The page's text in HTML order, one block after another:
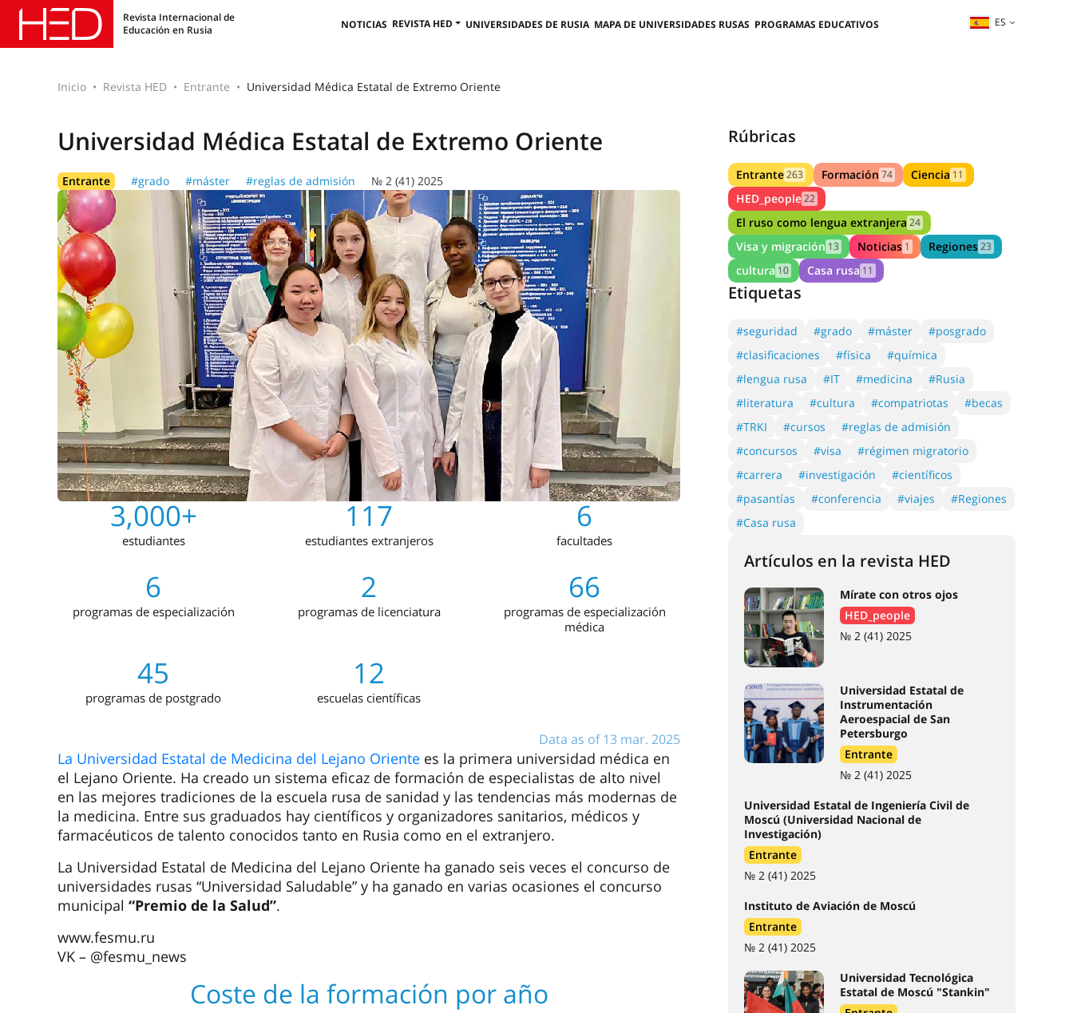
Revista Internacional de
Educación en Rusia
NOTICIAS REVISTA HED UNIVERSIDADES DE RUSIA MAPA DE UNIVERSIDADES RUSAS PROGRAMAS EDUCATIVOS ES
Inicio Revista HED Entrante Universidad Médica Estatal de Extremo Oriente
Universidad Médica Estatal de Extremo Oriente
Entrante #grado #máster #reglas de admisión № 2 (41) 2025
3,000+
estudiantes
117
estudiantes extranjeros
6
facultades
6
programas de especialización
2
programas de licenciatura
66
programas de especialización
médica
45
programas de postgrado
12
escuelas científicas
Data as of 13 mar. 2025
La Universidad Estatal de Medicina del Lejano Oriente es la primera universidad médica en
el Lejano Oriente. Ha creado un sistema eficaz de formación de especialistas de alto nivel
en las mejores tradiciones de la escuela rusa de sanidad y las tendencias más modernas de
la medicina. Entre sus graduados hay científicos y organizadores sanitarios, médicos y
farmacéuticos de talento conocidos tanto en Rusia como en el extranjero.
La Universidad Estatal de Medicina del Lejano Oriente ha ganado seis veces el concurso de
universidades rusas “Universidad Saludable” y ha ganado en varias ocasiones el concurso
municipal “Premio de la Salud”.
www.fesmu.ru
VK – @fesmu_news
Coste de la formación por año
Rúbricas
Entrante263 Formación 74 Ciencia 11
HED_people22
El ruso como lengua extranjera 24
Visa y migración 13 Noticias 1 Regiones23
cultura 10 Casa rusa 11
Etiquetas
#seguridad #grado #máster
#posgrado
#clasificaciones
#física
#química
#lengua rusa
#IT #medicina
#Rusia
#literatura
#cultura #compatriotas
#becas
#TRKI
#cursos
#reglas de admisión
#concursos
#visa
#régimen migratorio
#carrera
#investigación
#científicos
#pasantías
#conferencia #viajes
#Regiones
#Casa rusa
Artículos en la revista HED
Mírate con otros ojos
HED_people
№ 2 (41) 2025
Universidad Estatal de
Instrumentación
Aeroespacial de San
Petersburgo
Entrante
№ 2 (41) 2025
Universidad Estatal de Ingeniería Civil de
Moscú (Universidad Nacional de
Investigación)
Entrante
№ 2 (41) 2025
Instituto de Aviación de Moscú
Entrante
№ 2 (41) 2025
Universidad Tecnológica
Estatal de Moscú "Stankin"